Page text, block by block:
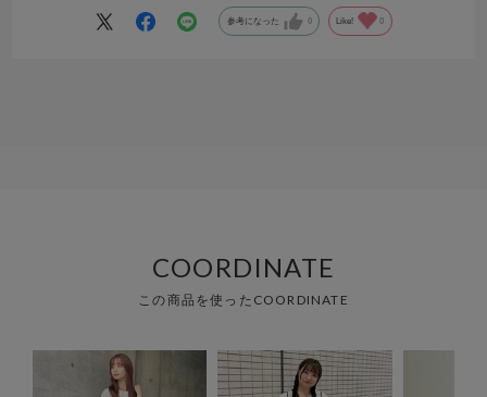
参考になった 0 Like! 0
COORDINATE
この商品を使ったCOORDINATE